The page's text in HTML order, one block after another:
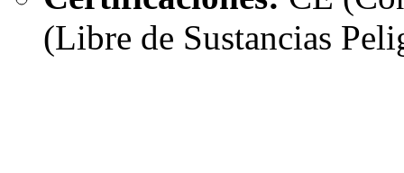
(Libre de Sustancias